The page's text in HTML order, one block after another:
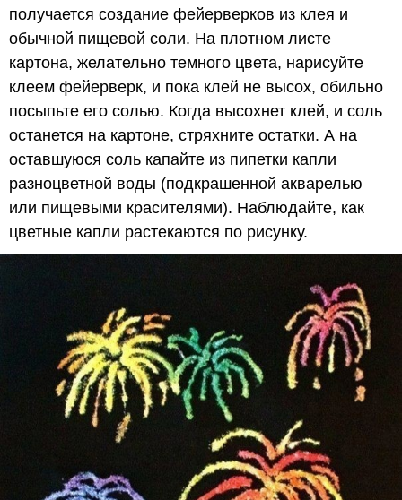
получается создание фейерверков из клея и
обычной пищевой соли. На плотном листе
картона, желательно темного цвета, нарисуйте
клеем фейерверк, и пока клей не высох, обильно
посыпьте его солью. Когда высохнет клей, и соль
останется на картоне, стряхните остатки. А на
оставшуюся соль капайте из пипетки капли
разноцветной воды (подкрашенной акварелью
или пищевыми красителями). Наблюдайте, как
цветные капли растекаются по рисунку.